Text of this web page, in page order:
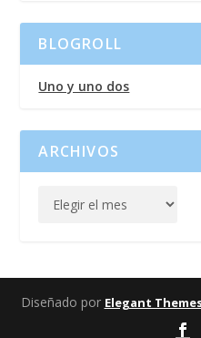
BLOGROLL
Uno y uno dos
ARCHIVOS
Diseñado por Elegant